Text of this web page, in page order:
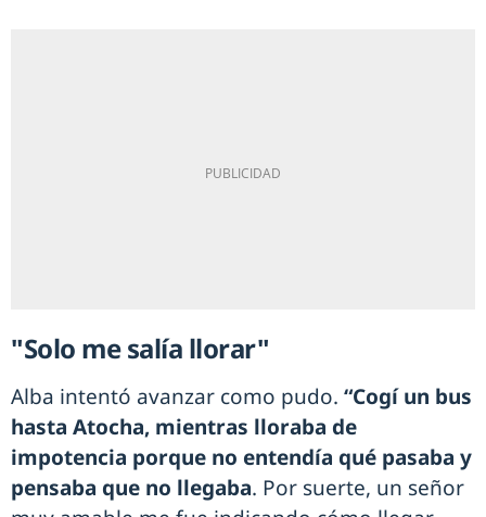
"Solo me salía llorar"
Alba intentó avanzar como pudo. “Cogí un bus
hasta Atocha, mientras lloraba de
impotencia porque no entendía qué pasaba y
pensaba que no llegaba. Por suerte, un señor